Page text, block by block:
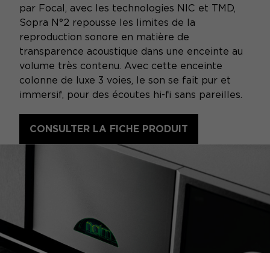
par Focal, avec les technologies NIC et TMD,
Sopra N°2 repousse les limites de la
reproduction sonore en matière de
transparence acoustique dans une enceinte au
volume très contenu. Avec cette enceinte
colonne de luxe 3 voies, le son se fait pur et
immersif, pour des écoutes hi-fi sans pareilles.
CONSULTER LA FICHE PRODUIT
NAP 250 DR & NDX 2